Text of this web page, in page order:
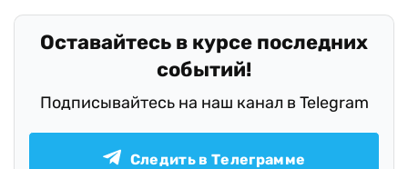
Оставайтесь в курсе последних
событий!
Подписывайтесь на наш канал в Telegram
Следить в Телеграмме